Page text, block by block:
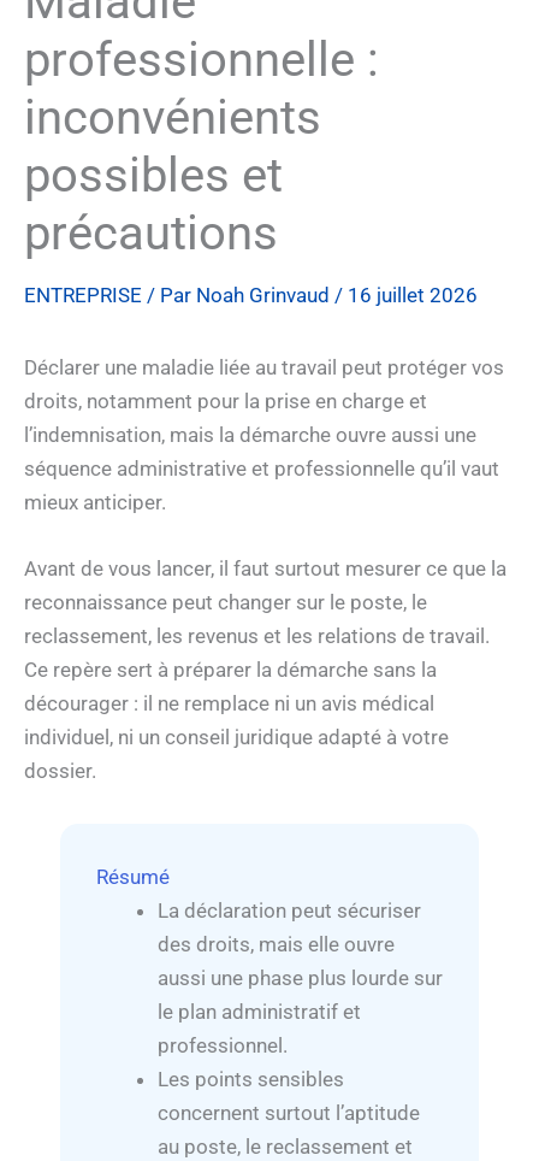
professionnelle :
inconvénients
possibles et
précautions
ENTREPRISE / Par Noah Grinvaud / 16 juillet 2026
Déclarer une maladie liée au travail peut protéger vos
droits, notamment pour la prise en charge et
l’indemnisation, mais la démarche ouvre aussi une
séquence administrative et professionnelle qu’il vaut
mieux anticiper.
Avant de vous lancer, il faut surtout mesurer ce que la
reconnaissance peut changer sur le poste, le
reclassement, les revenus et les relations de travail.
Ce repère sert à préparer la démarche sans la
décourager : il ne remplace ni un avis médical
individuel, ni un conseil juridique adapté à votre
dossier.
Résumé
La déclaration peut sécuriser
des droits, mais elle ouvre
aussi une phase plus lourde sur
le plan administratif et
professionnel.
Les points sensibles
concernent surtout l’aptitude
au poste, le reclassement et